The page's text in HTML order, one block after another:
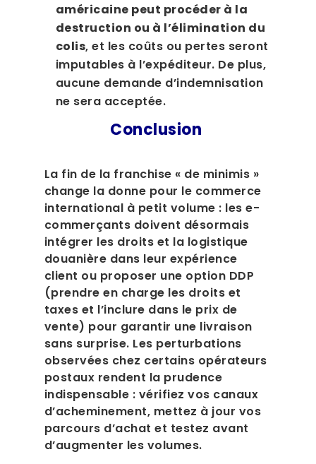
américaine peut procéder à la
destruction ou à l’élimination du
colis, et les coûts ou pertes seront
imputables à l’expéditeur. De plus,
aucune demande d’indemnisation
ne sera acceptée.
Conclusion
La fin de la franchise « de minimis »
change la donne pour le commerce
international à petit volume : les e-
commerçants doivent désormais
intégrer les droits et la logistique
douanière dans leur expérience
client ou proposer une option DDP
(prendre en charge les droits et
taxes et l’inclure dans le prix de
vente) pour garantir une livraison
sans surprise. Les perturbations
observées chez certains opérateurs
postaux rendent la prudence
indispensable : vérifiez vos canaux
d’acheminement, mettez à jour vos
parcours d’achat et testez avant
d’augmenter les volumes.